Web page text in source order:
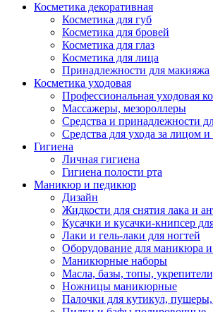
Косметика декоративная
Косметика для губ
Косметика для бровей
Косметика для глаз
Косметика для лица
Принадлежности для макияжа
Косметика уходовая
Профессиональная уходовая
Массажеры, мезороллеры
Средства и принадлежности
Средства для ухода за лицом и
Гигиена
Личная гигиена
Гигиена полости рта
Маникюр и педикюр
Дизайн
Жидкости для снятия лака и
Кусачки и кусачки-книпсер
Лаки и гель-лаки для ногтей
Оборудование для маникюра
Маникюрные наборы
Масла, базы, топы,
Ножницы маникюрные
Палочки для кутикул,